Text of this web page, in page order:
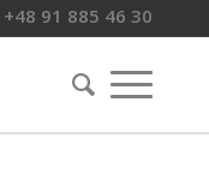
+48 91 885 46 30